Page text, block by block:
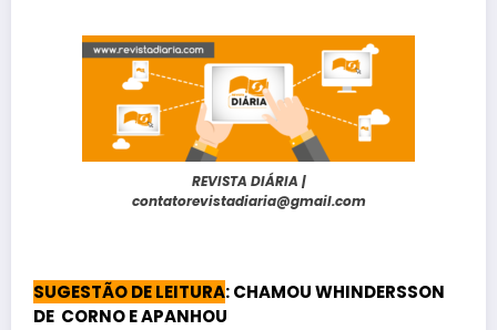
REVISTA DIÁRIA |
contatorevistadiaria@gmail.com
SUGESTÃO DE LEITURA: CHAMOU WHINDERSSON
DE CORNO E APANHOU